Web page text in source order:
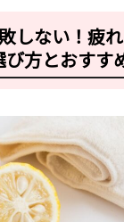
しない！疲
方とおすす